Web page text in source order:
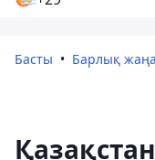
Басты Барлық